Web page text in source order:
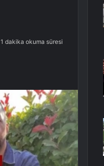
1 dakika okuma süresi